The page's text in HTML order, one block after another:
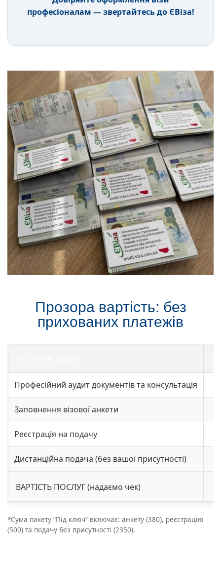
професіоналам — звертайтесь до ЄВіза!
Прозора вартість: без
прихованих платежів
Професійний аудит документів та консультація
Заповнення візової анкети
Реєстрація на подачу
Дистанційна подача (без вашої присутності)
ВАРТІСТЬ ПОСЛУГ (надаємо чек)
*Сума пакету “Під ключ” включає: анкету (380), реєстрацію
(500) та подачу без присутності (2350).